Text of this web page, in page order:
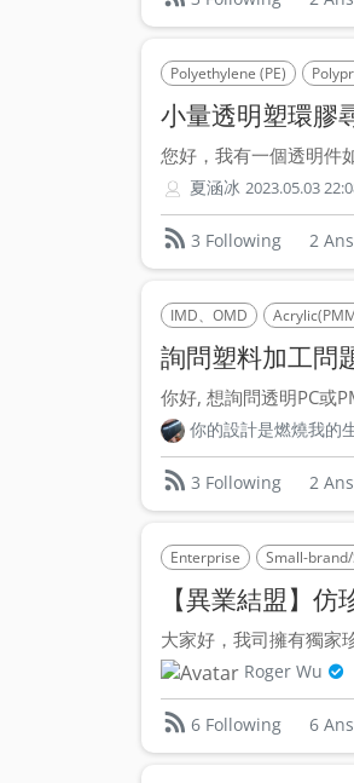
Polyethylene (PE)
小量透明塑環膠
您好，我有一個透明件
夏涵冰 2023.05.03
3 Following 2
IMD、OMD
詢問塑料加工問
你好, 想詢問透明PC或
你的設計是燃燒我的
3 Following 2
Enterprise Small-
【異業結盟】
大家好，我司擁有獨家
Roger Wu
6 Following 6